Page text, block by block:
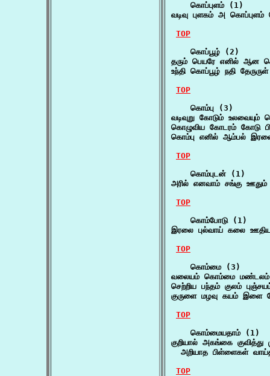
    கொப்புளம் (1)
வடிவு புளகம் அ
TOP
    கொப்பூழ் (2)
தரும் பெயரே எனில் ஆன
உந்தி கொப்பூழ் நதி
TOP
    கொம்பு (3)
வடிவுறு கோடும்
கொழுவிய கோடரம் கோடு
கொம்பு எனில் ஆம்பல்
TOP
    கொம்புடன் (1)
அரில் எனவாம் சங்கு
TOP
    கொம்போடு (1)
இரலை புல்வாய் கலை
TOP
    கொம்மை (3)
வலையம் கொம்மை மண்டலம்
செற்றிய பந்தம் குலம்
குருளை மழவு கயம்
TOP
    கொம்மையதாம் (1)
குறியால் அகங்கை
அறியாத பிள்ளைகள்
TOP